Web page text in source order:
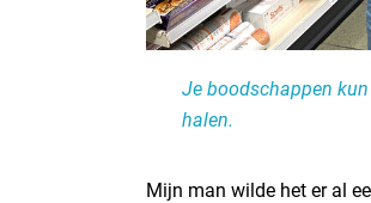
Je boodschappen
halen.
Mijn man wilde het er al